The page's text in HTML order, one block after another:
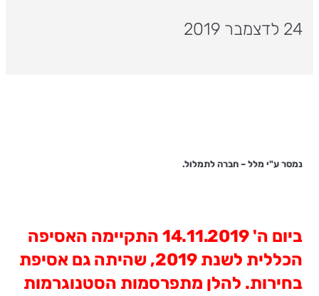
24 לדצמבר 2019
נמסר ע"י מלל – חברה לתמלול.
ביום ה' 14.11.2019 התקיימה האסיפה
הכללית לשנת 2019, שהיתה גם אסיפת
בחירות. להלן מתפרסמות הסטנוגרמות